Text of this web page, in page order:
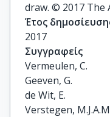
draw. © 2017 The
Έτος
2017
Συγγραφείς
Vermeulen, C.
Geeven, G.
de Wit, E.
Verstegen,